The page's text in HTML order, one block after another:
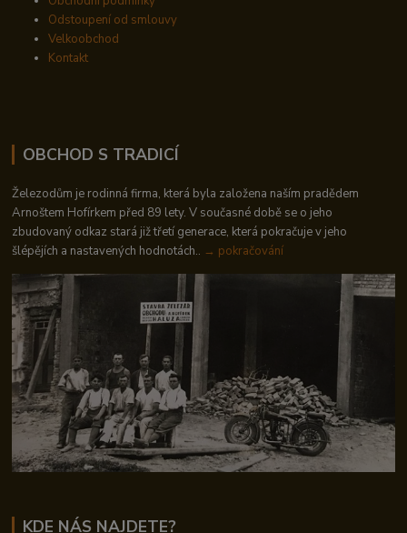
Odstoupení od smlouvy
Velkoobchod
Kontakt
OBCHOD S TRADICÍ
Železodům je rodinná firma, která byla založena naším pradědem
Arnoštem Hofírkem před 89 lety. V současné době se o jeho
zbudovaný odkaz stará již třetí generace, která pokračuje v jeho
šlépějích a nastavených hodnotách.. → pokračování
KDE NÁS NAJDETE?